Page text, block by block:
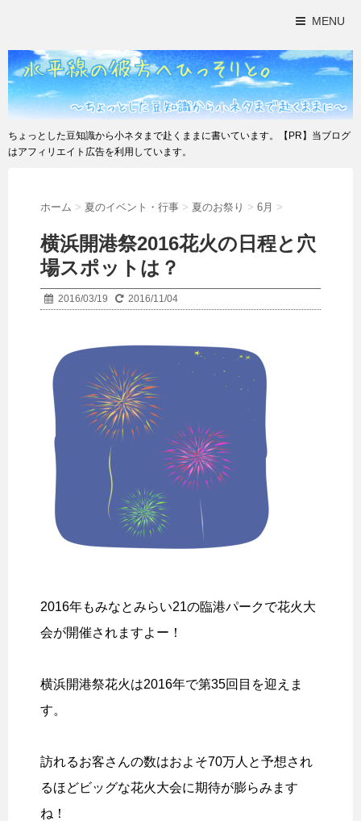
MENU
ちょっとした豆知識から小ネタまで赴くままに書いています。【PR】当ブログ
はアフィリエイト広告を利用しています。
ホーム > 夏のイベント・行事 > 夏のお祭り > 6月 >
横浜開港祭2016花火の日程と穴
場スポットは？
2016/03/19 2016/11/04
2016年もみなとみらい21の臨港パークで花火大
会が開催されますよー！
横浜開港祭花火は2016年で第35回目を迎えま
す。
訪れるお客さんの数はおよそ70万人と予想され
るほどビッグな花火大会に期待が膨らみます
ね！